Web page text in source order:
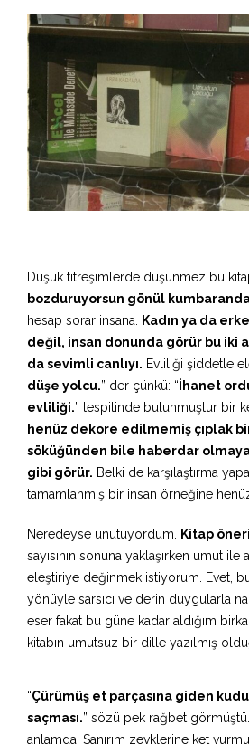
Düşük titreşimlerde düşünmez bu
bozduruyorsun gönül
hesap sorar insana.
Kadın ya da
değil, insan donunda görür bu iki
da sevimli canlıyı. Evliliği şiddetle
düşe yolcu.” der çünkü: “İhanet
evliliği.” tespitinde bulunmuştur bir
henüz dekore edilmemiş çıplak
söküğünden bile haberdar
gibi görür. Belki de karşılaştırma
tamamlanmış bir insan örneğine
Neredeyse unutuyordum. Kitap
sayısının sonuna yaklaşırken umut ile
eleştiriye değinmek istiyorum. Evet,
yönüyle sarsıcı ve derin duygularla
eser fakat bu güne kadar aldığım
kitabın umutsuz bir dille yazılmış
“Çürümüş et parçasına giden
saçması.” sözü pek rağbet
anlamda. Sanırım zevklerine ket